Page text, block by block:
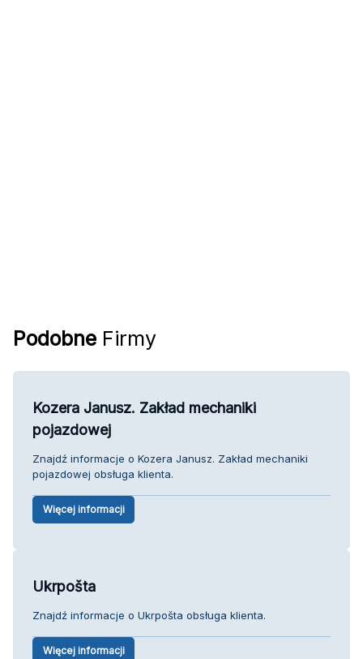
Podobne Firmy
Kozera Janusz. Zakład mechaniki
pojazdowej
Znajdź informacje o Kozera Janusz. Zakład mechaniki
pojazdowej obsługa klienta.
Więcej informacji
Ukrpošta
Znajdź informacje o Ukrpošta obsługa klienta.
Więcej informacji